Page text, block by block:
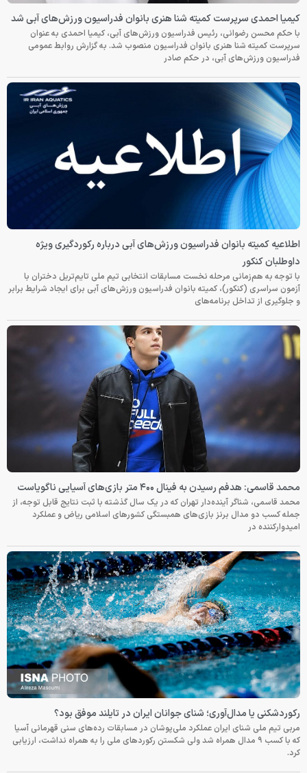
کیمیا احمدی سرپرست کمیته شنا هنری بانوان فدراسیون ورزش‌های آبی شد
با حکم محسن رضوانی، رئیس فدراسیون ورزش‌های آبی، کیمیا احمدی به عنوان
سرپرست کمیته شنا هنری بانوان فدراسیون منصوب شد. به گزارش روابط عمومی
فدراسیون ورزش‌های آبی، در حکم صادر
اطلاعیه کمیته بانوان فدراسیون ورزش‌های آبی درباره رکوردگیری ویژه
داوطلبان کنکور
با توجه به هم‌زمانی مرحله نخست مسابقات انتخابی تیم ملی تایم‌تریل دختران با
آزمون سراسری (کنکور)، کمیته بانوان فدراسیون ورزش‌های آبی برای ایجاد شرایط برابر
و جلوگیری از تداخل برنامه‌های
محمد قاسمی: هدفم رسیدن به فینال ۴۰۰ متر بازی‌های آسیایی ناگویاست
محمد قاسمی، شناگر آینده‌دار تهران که در یک سال گذشته با ثبت نتایج قابل توجه، از
جمله کسب دو مدال برنز بازی‌های همبستگی کشورهای اسلامی ریاض و عملکرد
امیدوارکننده در
رکوردشکنی یا مدال‌آوری؛ شنای جوانان ایران در تایلند موفق بود؟
مربی تیم ملی شنای ایران عملکرد ملی‌پوشان در مسابقات رده‌های سنی قهرمانی آسیا
که با کسب ۹ مدال همراه شد ولی شکستن رکوردهای ملی را به همراه نداشت، ارزیابی
کرد.